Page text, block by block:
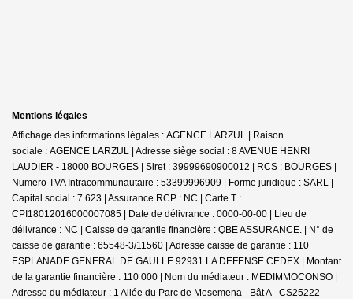
Mentions légales
Affichage des informations légales : AGENCE LARZUL | Raison
sociale : AGENCE LARZUL | Adresse siège social : 8 AVENUE HENRI
LAUDIER - 18000 BOURGES | Siret : 39999690900012 | RCS : BOURGES |
Numero TVA Intracommunautaire : 53399996909 | Forme juridique : SARL |
Capital social : 7 623 | Assurance RCP : NC | Carte T :
CPI18012016000007085 | Date de délivrance : 0000-00-00 | Lieu de
délivrance : NC | Caisse de garantie financière : QBE ASSURANCE. | N° de
caisse de garantie : 65548-3/11560 | Adresse caisse de garantie : 110
ESPLANADE GENERAL DE GAULLE 92931 LA DEFENSE CEDEX | Montant
de la garantie financière : 110 000 | Nom du médiateur : MEDIMMOCONSO |
Adresse du médiateur : 1 Allée du Parc de Mesemena - Bât A - CS25222 -